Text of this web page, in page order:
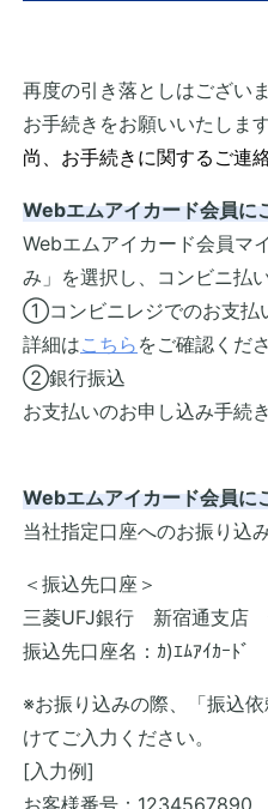
再度の引き落としはござい
お手続きをお願いいたします
尚、お手続きに関するご連
Webエムアイカード会員に
Webエムアイカード会員マ
み」を選択し、コンビニ払
①コンビニレジでのお支払
詳細はこちら をご確認くださ
②銀行振込
お支払いのお申し込み手続
Webエムアイカード会員に
当社指定口座へのお振り込
＜振込先口座＞
三菱UFJ銀行 新宿通支
振込先口座名：ｶ)ｴﾑｱｲｶｰﾄﾞ
※お振り込みの際、「振込
けてご入力ください。
[入力例]
お客様番号：1234567890